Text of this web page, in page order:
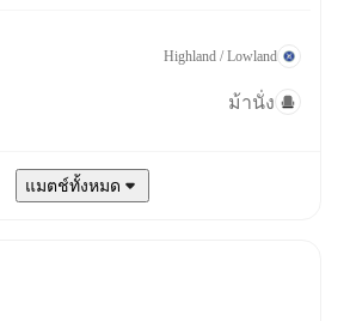
Highland / Lowland
ม้านั่ง
แมตช์ทั้งหมด